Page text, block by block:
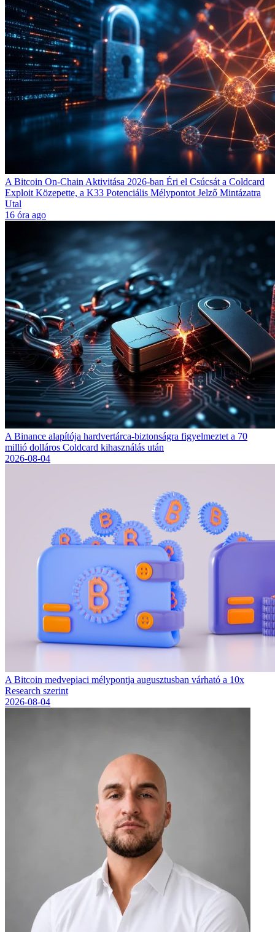
A Bitcoin On-Chain Aktivitása 2026-ban Éri el Csúcsát a Coldcard
Exploit Közepette, a K33 Potenciális Mélypontot Jelző Mintázatra
Utal
16 óra ago
A Binance alapítója hardvertárca-biztonságra figyelmeztet a 70
millió dolláros Coldcard kihasználás után
2026-08-04
A Bitcoin medvepiaci mélypontja augusztusban várható a 10x
Research szerint
2026-08-04